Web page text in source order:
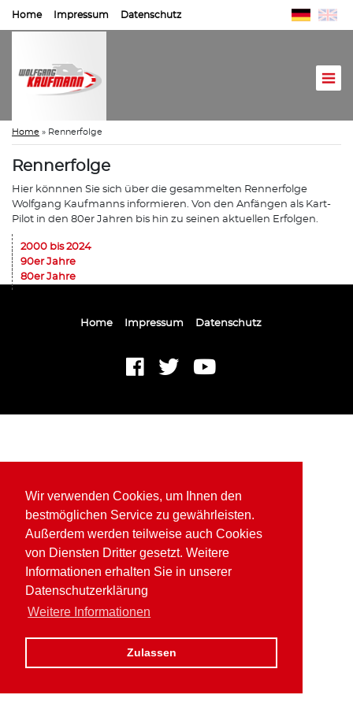
Wir verwenden Cookies, um Ihnen den
bestmöglichen Service zu gewährleisten.
Außerdem werden teilweise auch Cookies
von Diensten Dritter gesetzt. Weitere
Informationen erhalten Sie in unserer
Datenschutzerklärung
Weitere Informationen
Zulassen
Home Impressum Datenschutz
Home » Rennerfolge
Rennerfolge
Hier könnnen Sie sich über die gesammelten Rennerfolge
Wolfgang Kaufmanns informieren. Von den Anfängen als Kart-
Pilot in den 80er Jahren bis hin zu seinen aktuellen Erfolgen.
2000 bis 2024
90er Jahre
80er Jahre
Home Impressum Datenschutz